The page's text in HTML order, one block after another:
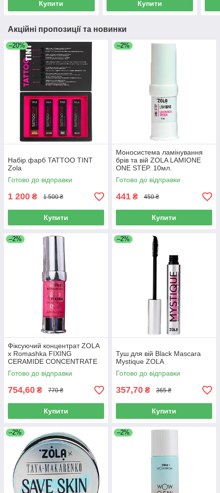
Купити Купити
Акційні пропозиції та новинки
–20%
Набір фарб TATTOO TINT
Zola
Готово до відправки
1 200 ₴ 1 500 ₴
Купити
–2%
Моносистема ламінування
брів та вій ZOLA LAMIONE
ONE STEP. 10мл.
Готово до відправки
441 ₴ 450 ₴
Купити
–2%
Фіксуючий концентрат ZOLA
x Romashka FIXING
CERAMIDE CONCENTRATE
15 мл.
Готово до відправки
754,60 ₴ 770 ₴
Купити
–2%
Туш для вій Black Mascara
Mystique ZOLA
Готово до відправки
357,70 ₴ 365 ₴
Купити
–2% –2%